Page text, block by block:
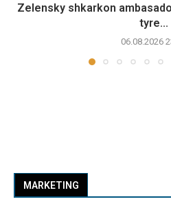
Zelensky shkarkon
tyre...
06.08.2026
MARKETING